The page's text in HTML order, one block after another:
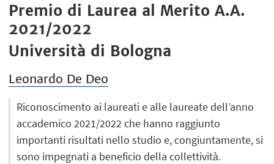
Premio di Laurea al Merito A.A.
2021/2022
Università di Bologna
Leonardo De Deo
Riconoscimento ai laureati e alle laureate dell’anno
accademico 2021/2022 che hanno raggiunto
importanti risultati nello studio e, congiuntamente, si
sono impegnati a beneficio della collettività.